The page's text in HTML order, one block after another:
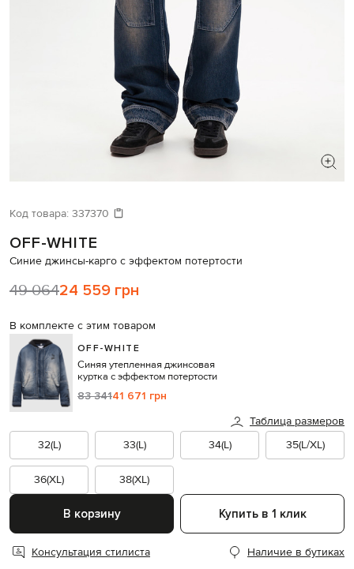
Давайте подберем что-то еще
Код товара: 337370
OFF-WHITE
Синие джинсы-карго с эффектом потертости
49 06424 559 грн
В комплекте с этим товаром
OFF-WHITE
Синяя утепленная джинсовая
куртка с эффектом потертости
83 34141 671 грн
Таблица размеров
32(L)
33(L) 34(L) 35(L/XL)
36(XL) 38(XL)
В корзину Купить в 1 клик
Консультация стилиста Наличие в бутиках